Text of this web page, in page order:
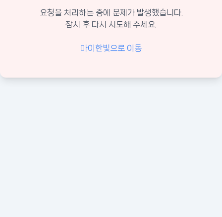
요청을 처리하는 중에 문제가 발생했습니다.
잠시 후 다시 시도해 주세요.
마이한빛으로 이동